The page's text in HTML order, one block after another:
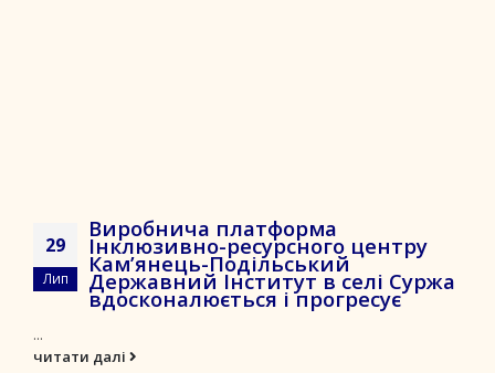
29
Лип
Виробнича платформа
Інклюзивно-ресурсного центру
Кам’янець-Подільський
Державний Інститут в селі Суржа
вдосконалюється і прогресує
...
читати далі